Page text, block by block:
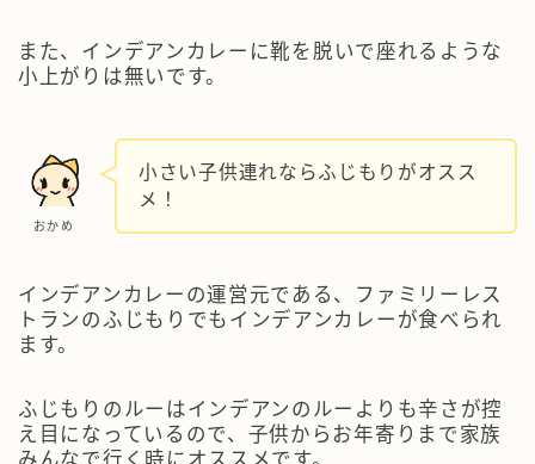
また、 インデアンカレーに靴を脱いで座れるような
小上がりは無い です。
おかめ
小さい子供連れならふじもりがオスス
メ！
インデアンカレーの運営元である、ファミリーレス
トランのふじもりでもインデアンカレーが食べられ
ます。
ふじもりのルーはインデアンのルーよりも辛さが控
え目になっているので、子供からお年寄りまで家族
みんなで行く時にオススメです。